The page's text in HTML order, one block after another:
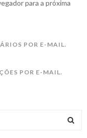
para a próxima
POR E-MAIL.
POR E-MAIL.